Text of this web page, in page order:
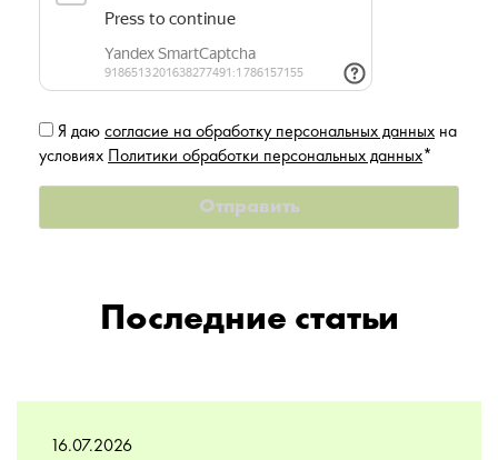
Я даю согласие на обработку персональных данных на
условиях Политики обработки персональных данных*
Последние статьи
16.07.2026